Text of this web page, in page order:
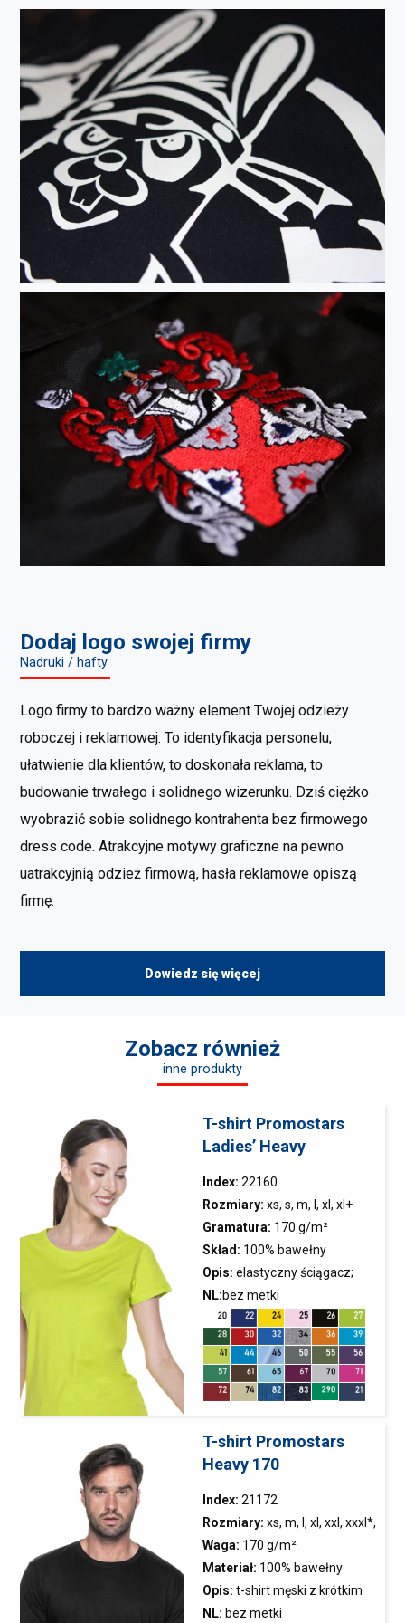
Dodaj logo swojej firmy
Nadruki / hafty
Logo firmy to bardzo ważny element Twojej odzieży
roboczej i reklamowej. To identyfikacja personelu,
ułatwienie dla klientów, to doskonała reklama, to
budowanie trwałego i solidnego wizerunku. Dziś ciężko
wyobrazić sobie solidnego kontrahenta bez firmowego
dress code. Atrakcyjne motywy graficzne na pewno
uatrakcyjnią odzież firmową, hasła reklamowe opiszą
firmę.
Dowiedz się więcej
Zobacz również
inne produkty
T-shirt Promostars
Ladies’ Heavy
Index: 22160
Rozmiary: xs, s, m, l, xl, xl+
Gramatura: 170 g/m²
Skład: 100% bawełny
półczesanej ring-spun; kolor
34: 90% bawełny półczesanej,
10% wiskozy; kolor 82, 83: 60%
bawełny półczesanej, 40%
poliestru
Opis: elastyczny ściągacz;
taśma wzmacniająca na
ramionach; podwójne
szwy,
koszulka objęta
certyfikatem OEKO-TEX
NL:bez metki
T-shirt Promostars
Heavy 170
Index: 21172
Rozmiary: xs, m, l, xl, xxl, xxxl*,
4xl
Waga: 170 g/m²
Materiał: 100% bawełny
półczesanej ring-spun; kolor
34: 90% bawełny półczesanej,
Opis: t-shirtmęski z krótkim
rękawem wykonany z dzianiny
NL: bez metki